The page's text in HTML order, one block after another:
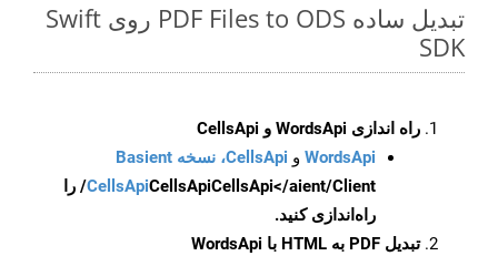
تبدیل ساده PDF Files to ODS روی Swift
SDK
راه اندازی WordsApi و CellsApi
WordsApi و CellsApi، نسخه Basient
CellsApiCellsApi
CellsApi</aient/Client/ را
راه‌اندازی کنید.
تبدیل PDF به HTML با WordsApi